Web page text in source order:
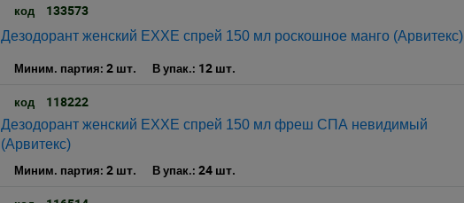
код 133573
Дезодорант женский EXXE спрей 150 мл роскошное манго (Арвитекс)
Миним. партия: 2 шт. В упак.: 12 шт.
код 118222
Дезодорант женский EXXE спрей 150 мл фреш СПА невидимый
(Арвитекс)
Миним. партия: 2 шт. В упак.: 24 шт.